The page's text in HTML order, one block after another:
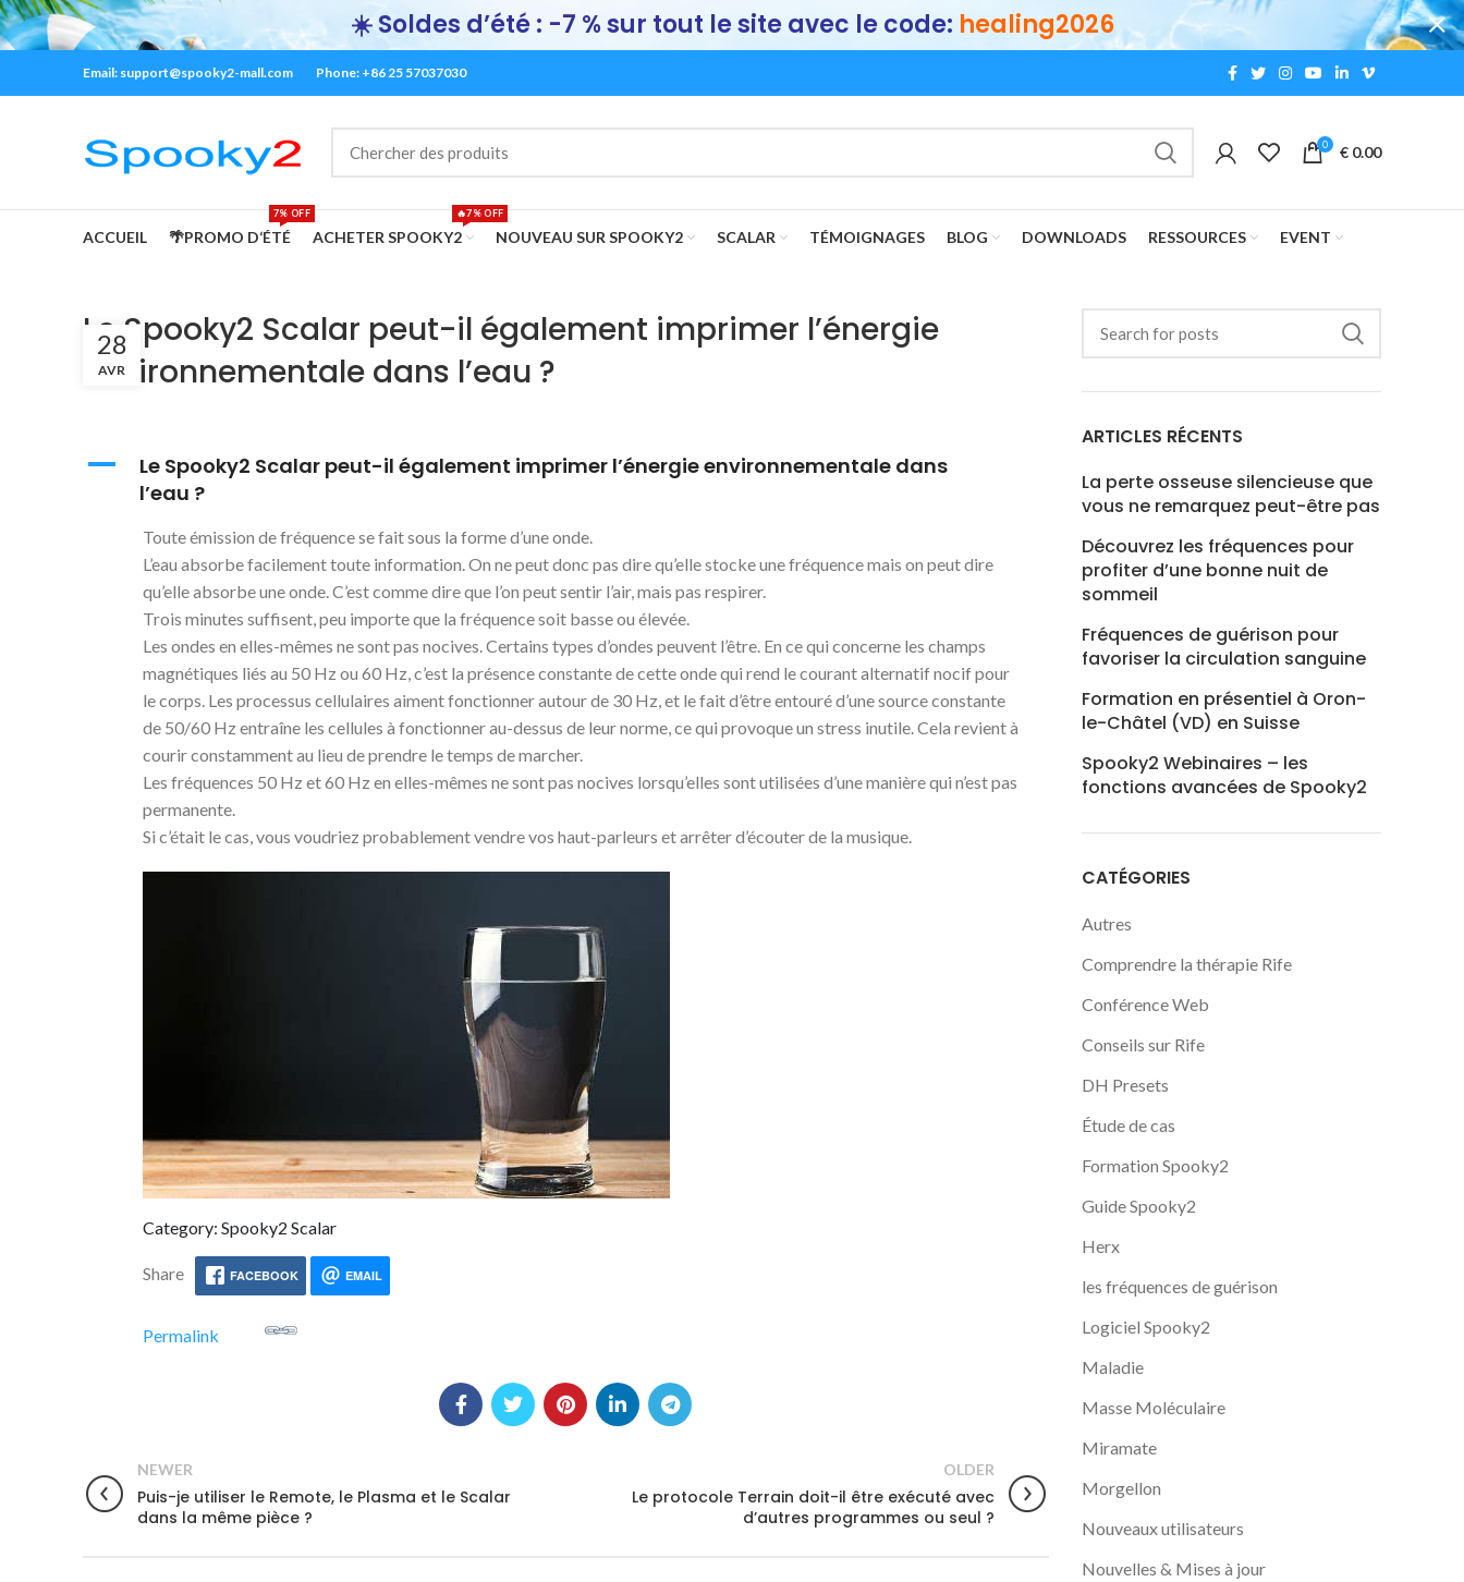
Email: support@spooky2-mall.com Phone: +86 25 57037030
0 € 0.00
ACCUEIL 🌴PROMO D‘ÉTÉ
7% OFF
ACHETER SPOOKY2
🔥7% OFF
NOUVEAU SUR SPOOKY2 SCALAR TÉMOIGNAGES BLOG DOWNLOADS RESSOURCES EVENT
Le Spooky2 Scalar peut-il également imprimer l’énergie
environnementale dans l’eau ?
28
AVR
A
Le Spooky2 Scalar peut-il également imprimer l’énergie environnementale dans
l’eau ?
Toute émission de fréquence se fait sous la forme d’une onde.
L’eau absorbe facilement toute information. On ne peut donc pas dire qu’elle stocke une fréquence mais on peut dire
qu’elle absorbe une onde. C’est comme dire que l’on peut sentir l’air, mais pas respirer.
Trois minutes suffisent, peu importe que la fréquence soit basse ou élevée.
Les ondes en elles-mêmes ne sont pas nocives. Certains types d’ondes peuvent l’être. En ce qui concerne les champs
magnétiques liés au 50 Hz ou 60 Hz, c’est la présence constante de cette onde qui rend le courant alternatif nocif pour
le corps. Les processus cellulaires aiment fonctionner autour de 30 Hz, et le fait d’être entouré d’une source constante
de 50/60 Hz entraîne les cellules à fonctionner au-dessus de leur norme, ce qui provoque un stress inutile. Cela revient à
courir constamment au lieu de prendre le temps de marcher.
Les fréquences 50 Hz et 60 Hz en elles-mêmes ne sont pas nocives lorsqu’elles sont utilisées d’une manière qui n’est pas
permanente.
Si c’était le cas, vous voudriez probablement vendre vos haut-parleurs et arrêter d’écouter de la musique.
Category: Spooky2 Scalar
Share FACEBOOK EMAIL
Permalink
NEWER
Puis-je utiliser le Remote, le Plasma et le Scalar
dans la même pièce ?
OLDER
Le protocole Terrain doit-il être exécuté avec
d’autres programmes ou seul ?
ARTICLES RÉCENTS
La perte osseuse silencieuse que
vous ne remarquez peut-être pas
Découvrez les fréquences pour
profiter d’une bonne nuit de
sommeil
Fréquences de guérison pour
favoriser la circulation sanguine
Formation en présentiel à Oron-
le-Châtel (VD) en Suisse
Spooky2 Webinaires – les
fonctions avancées de Spooky2
CATÉGORIES
Autres
Comprendre la thérapie Rife
Conférence Web
Conseils sur Rife
DH Presets
Étude de cas
Formation Spooky2
Guide Spooky2
Herx
les fréquences de guérison
Logiciel Spooky2
Maladie
Masse Moléculaire
Miramate
Morgellon
Nouveaux utilisateurs
Nouvelles & Mises à jour
☀️ Soldes d’été : -7 % sur tout le site avec le code: healing2026